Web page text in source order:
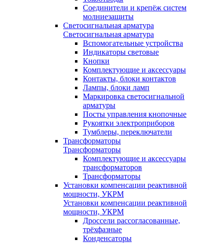
Соединители и крепёж систем
молниезащиты
Светосигнальная арматура
Светосигнальная арматура
Вспомогательные устройства
Индикаторы световые
Кнопки
Комплектующие и аксессуары
Контакты, блоки контактов
Лампы, блоки ламп
Маркировка светосигнальной
арматуры
Посты управления кнопочные
Рукоятки электроприборов
Тумблеры, переключатели
Трансформаторы
Трансформаторы
Комплектующие и аксессуары
трансформаторов
Трансформаторы
Установки компенсации реактивной
мощности, УКРМ
Установки компенсации реактивной
мощности, УКРМ
Дроссели рассогласованные,
трёхфазные
Конденсаторы